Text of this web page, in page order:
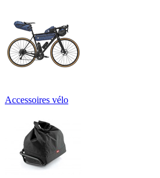
Accessoires vélo